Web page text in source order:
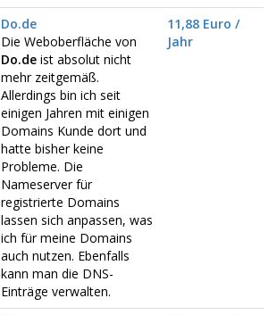
Do.de
Die Weboberfläche von
Do.de ist absolut nicht
mehr zeitgemäß.
Allerdings bin ich seit
einigen Jahren mit einigen
Domains Kunde dort und
hatte bisher keine
Probleme. Die
Nameserver für
registrierte Domains
lassen sich anpassen, was
ich für meine Domains
auch nutzen. Ebenfalls
kann man die DNS-
Einträge verwalten.
11,88 Euro /
Jahr